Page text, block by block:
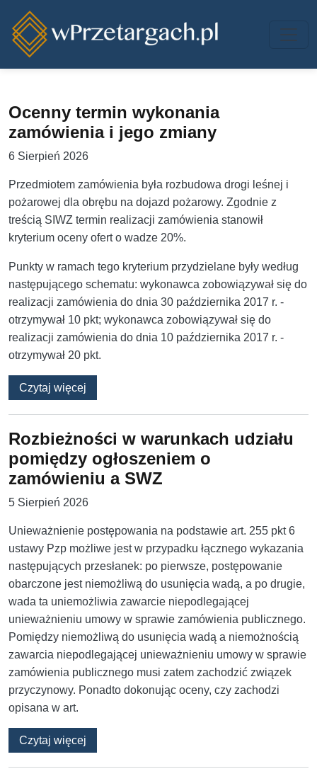
Ocenny termin wykonania
zamówienia i jego zmiany
6 Sierpień 2026
Przedmiotem zamówienia była rozbudowa drogi leśnej i
pożarowej dla obrębu na dojazd pożarowy. Zgodnie z
treścią SIWZ termin realizacji zamówienia stanowił
kryterium oceny ofert o wadze 20%.
Punkty w ramach tego kryterium przydzielane były według
następującego schematu: wykonawca zobowiązywał się do
realizacji zamówienia do dnia 30 października 2017 r. -
otrzymywał 10 pkt; wykonawca zobowiązywał się do
realizacji zamówienia do dnia 10 października 2017 r. -
otrzymywał 20 pkt.
Czytaj więcej
Rozbieżności w warunkach udziału
pomiędzy ogłoszeniem o
zamówieniu a SWZ
5 Sierpień 2026
Unieważnienie postępowania na podstawie art. 255 pkt 6
ustawy Pzp możliwe jest w przypadku łącznego wykazania
następujących przesłanek: po pierwsze, ‎postępowanie
obarczone jest niemożliwą do usunięcia wadą, a ‎po drugie,
wada ta uniemożliwia zawarcie niepodlegającej
unieważnieniu umowy w sprawie zamówienia publicznego.
Pomiędzy niemożliwą do usunięcia wadą a niemożnością
zawarcia niepodlegającej unieważnieniu umowy w sprawie
zamówienia publicznego musi zatem zachodzić związek
przyczynowy. Ponadto dokonując oceny, czy zachodzi
opisana w art.
Czytaj więcej